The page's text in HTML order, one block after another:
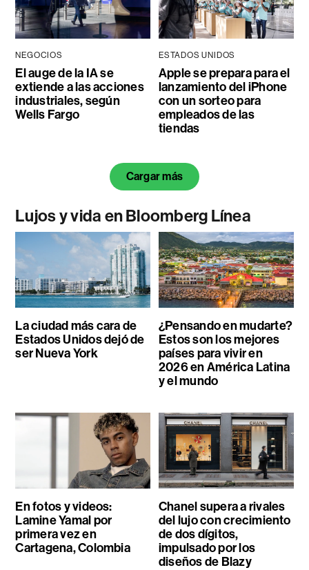
NEGOCIOS
El auge de la IA se
extiende a las acciones
industriales, según
Wells Fargo
ESTADOS UNIDOS
Apple se prepara para el
lanzamiento del iPhone
con un sorteo para
empleados de las
tiendas
Cargar más
Lujos y vida en Bloomberg Línea
La ciudad más cara de
Estados Unidos dejó de
ser Nueva York
¿Pensando en mudarte?
Estos son los mejores
países para vivir en
2026 en América Latina
y el mundo
En fotos y videos:
Lamine Yamal por
primera vez en
Cartagena, Colombia
Chanel supera a rivales
del lujo con crecimiento
de dos dígitos,
impulsado por los
diseños de Blazy